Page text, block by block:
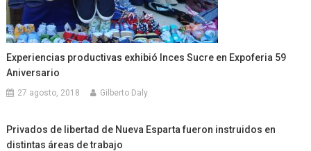
Experiencias productivas exhibió Inces Sucre en Expoferia 59
Aniversario
27 agosto, 2018 Gilberto Daly
Privados de libertad de Nueva Esparta fueron instruidos en
distintas áreas de trabajo